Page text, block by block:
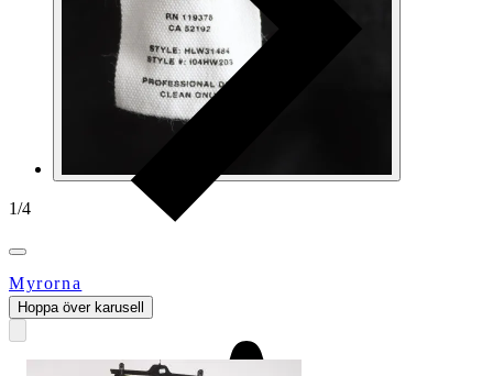
1/4
Myrorna
Hoppa över karusell